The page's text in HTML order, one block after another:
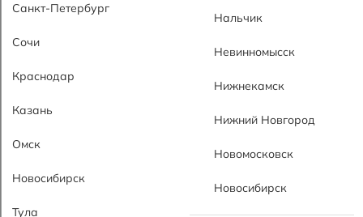
Санкт-Петербург
Сочи
Краснодар
Казань
Омск
Новосибирск
Тула
Нальчик
Невинномысск
Нижнекамск
Нижний Новгород
Новомосковск
Новосибирск